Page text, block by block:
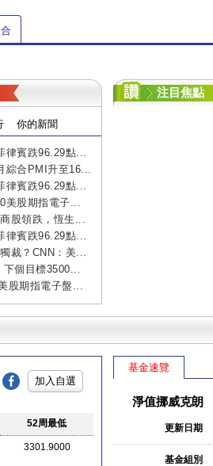
你的新聞
律賓跌96.29點...
綜合PMI升至16...
律賓跌96.29點...
美股期指電子...
股領跌，恆生...
律賓跌96.29點...
裁？CNN：美...
下個目標3500...
股期指電子盤...
注目焦點
加入自選
52周最低
3301.9000
基金速覽
淨值挪威克朗
更新日期
基金組別